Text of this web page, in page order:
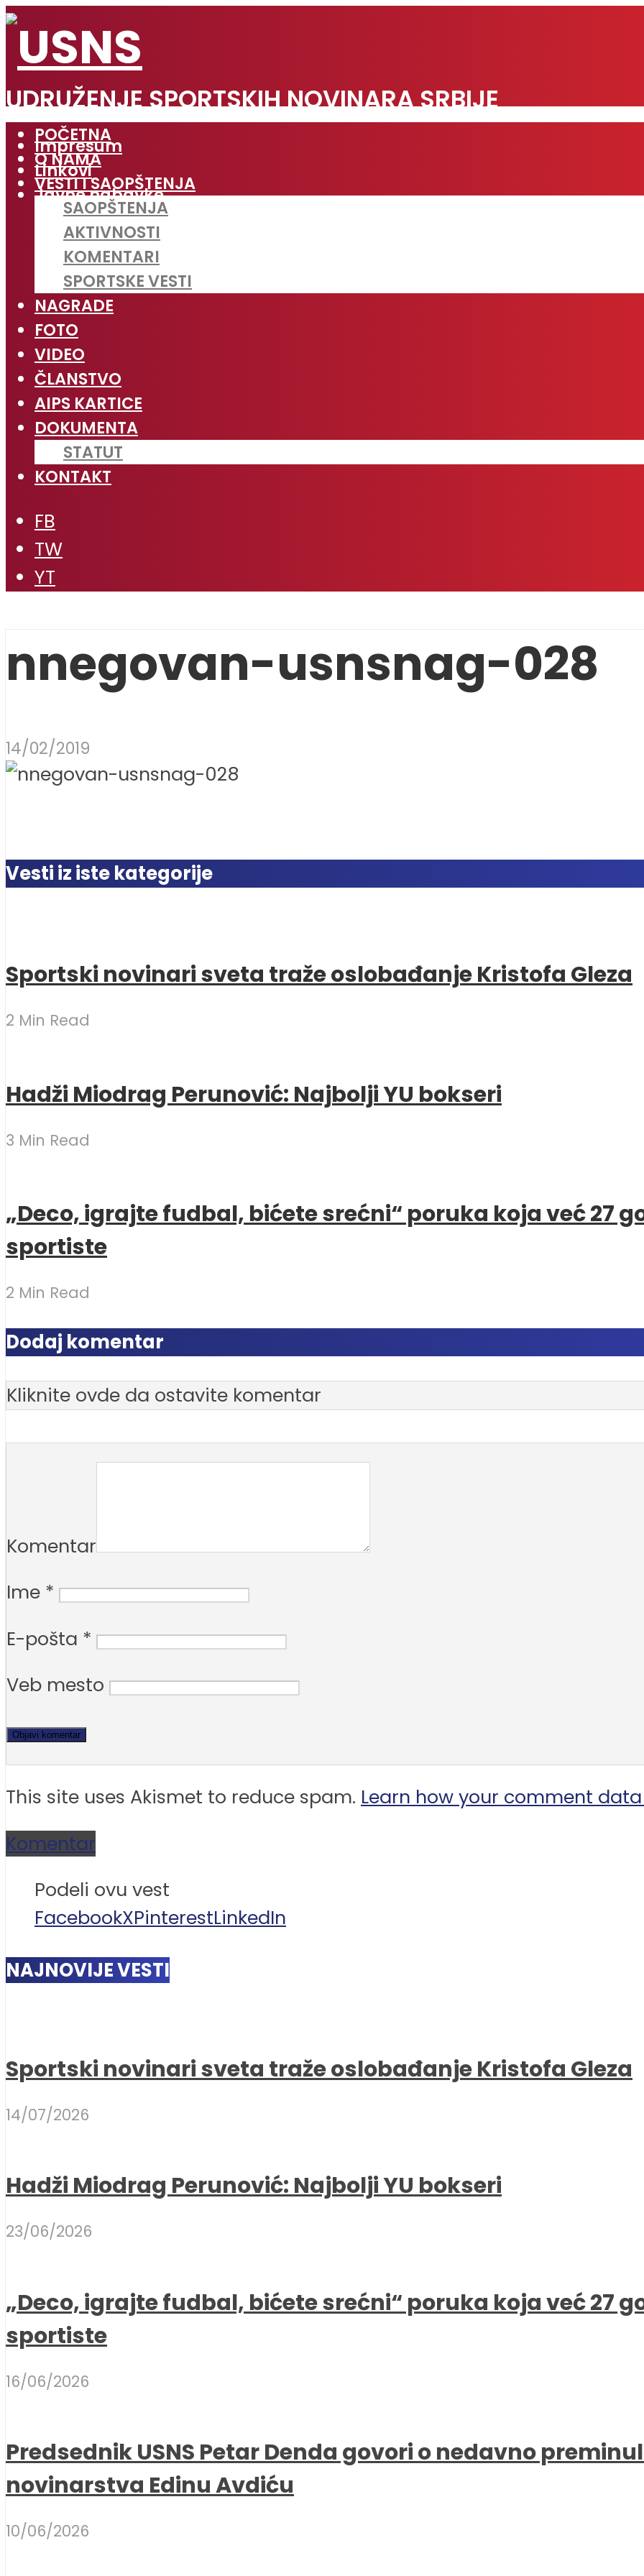
UDRUŽENJE SPORTSKIH NOVINARA SRBIJE
Impresum
Linkovi
Javne nabavke
POČETNA
O NAMA
VESTI I SAOPŠTENJA
SAOPŠTENJA
AKTIVNOSTI
KOMENTARI
SPORTSKE VESTI
NAGRADE
FOTO
VIDEO
ČLANSTVO
AIPS KARTICE
DOKUMENTA
STATUT
KONTAKT
FB
TW
YT
nnegovan-usnsnag-028
14/02/2019
Vesti iz iste kategorije
Sportski novinari sveta traže oslobađanje Kristofa Gleza
2 Min Read
Hadži Miodrag Perunović: Najbolji YU bokseri
3 Min Read
„Deco, igrajte fudbal, bićete srećni“ poruka koja već 27
sportiste
2 Min Read
Dodaj komentar
Kliknite ovde da ostavite komentar
Komentar
Ime *
E-pošta *
Veb mesto
This site uses Akismet to reduce spam. Learn how your comment
Komentar
Podeli ovu vest
FacebookXPinterestLinkedIn
NAJNOVIJE VESTI
Sportski novinari sveta traže oslobađanje Kristofa Gleza
14/07/2026
Hadži Miodrag Perunović: Najbolji YU bokseri
23/06/2026
„Deco, igrajte fudbal, bićete srećni“ poruka koja već 27
sportiste
16/06/2026
Predsednik USNS Petar Denda govori o nedavno
novinarstva Edinu Avdiću
10/06/2026